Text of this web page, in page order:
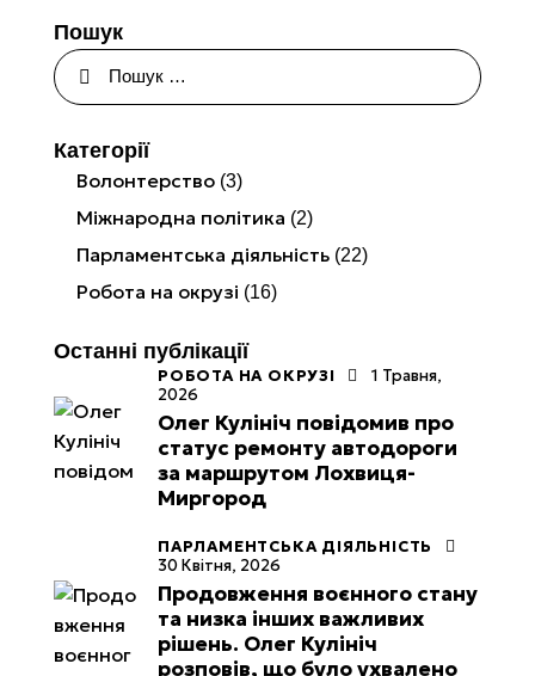
Пошук
Категорії
Волонтерство (3)
Міжнародна політика (2)
Парламентська діяльність (22)
Робота на окрузі (16)
Останні публікації
РОБОТА НА ОКРУЗІ
1 Травня,
2026
Олег Кулініч повідомив про
статус ремонту автодороги
за маршрутом Лохвиця-
Миргород
ПАРЛАМЕНТСЬКА ДІЯЛЬНІСТЬ
30 Квітня, 2026
Продовження воєнного стану
та низка інших важливих
рішень. Олег Кулініч
розповів, що було ухвалено